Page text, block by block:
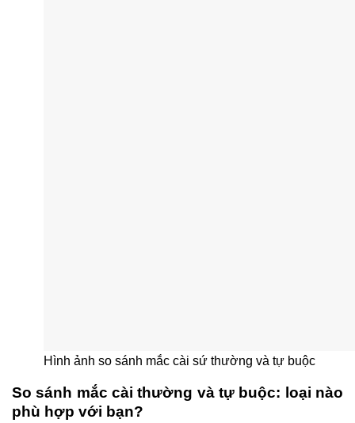
Hình ảnh so sánh mắc cài sứ thường và tự buộc
So sánh mắc cài thường và tự buộc: loại nào
phù hợp với bạn?